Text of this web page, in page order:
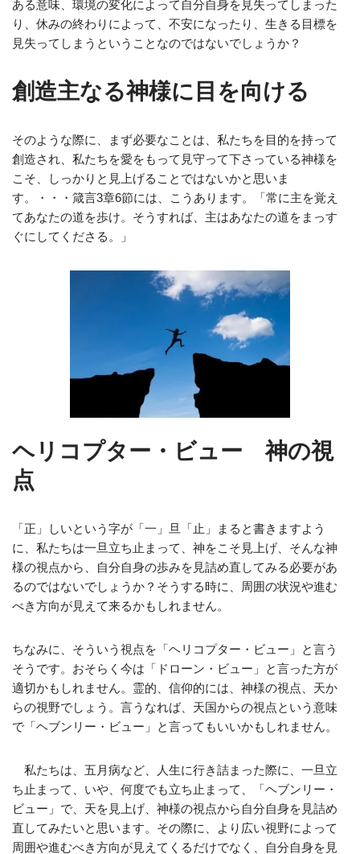
ある意味、環境の変化によって自分自身を見失ってしまった
り、休みの終わりによって、不安になったり、生きる目標を
見失ってしまうということなのではないでしょうか？
創造主なる神様に目を向ける
そのような際に、まず必要なことは、私たちを目的を持って
創造され、私たちを愛をもって見守って下さっている神様を
こそ、しっかりと見上げることではないかと思いま
す。・・・箴言3章6節には、こうあります。「常に主を覚え
てあなたの道を歩け。そうすれば、主はあなたの道をまっす
ぐにしてくださる。」
ヘリコプター・ビュー 神の視
点
「正」しいという字が「一」旦「止」まると書きますよう
に、私たちは一旦立ち止まって、神をこそ見上げ、そんな神
様の視点から、自分自身の歩みを見詰め直してみる必要があ
るのではないでしょうか？そうする時に、周囲の状況や進む
べき方向が見えて来るかもしれません。
ちなみに、そういう視点を「ヘリコプター・ビュー」と言う
そうです。おそらく今は「ドローン・ビュー」と言った方が
適切かもしれません。霊的、信仰的には、神様の視点、天か
らの視野でしょう。言うなれば、天国からの視点という意味
で「ヘブンリー・ビュー」と言ってもいいかもしれません。
私たちは、五月病など、人生に行き詰まった際に、一旦立
ち止まって、いや、何度でも立ち止まって、「ヘブンリー・
ビュー」で、天を見上げ、神様の視点から自分自身を見詰め
直してみたいと思います。その際に、より広い視野によって
周囲や進むべき方向が見えてくるだけでなく、自分自身を見